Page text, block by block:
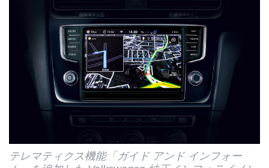
テレマティクス機能「ガイド アンド インフォー